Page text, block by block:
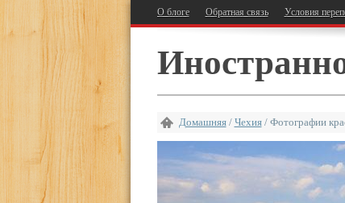
О блоге Обратная связь Условия
Домашняя/ Чехия/ Фотографии